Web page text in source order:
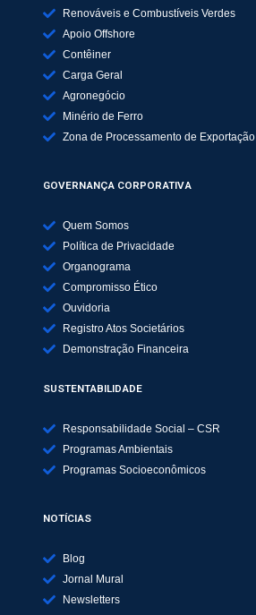
Renováveis e Combustíveis Verdes
Apoio Offshore
Contêiner
Carga Geral
Agronegócio
Minério de Ferro
Zona de Processamento de Exportação
GOVERNANÇA CORPORATIVA
Quem Somos
Política de Privacidade
Organograma
Compromisso Ético
Ouvidoria
Registro Atos Societários
Demonstração Financeira
SUSTENTABILIDADE
Responsabilidade Social – CSR
Programas Ambientais
Programas Socioeconômicos
NOTÍCIAS
Blog
Jornal Mural
Newsletters